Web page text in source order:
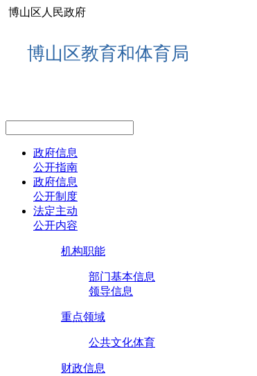
博山区人民政府
博山区教育和体育局
政府信息
公开指南
政府信息
公开制度
法定主动
公开内容
机构职能
部门基本信息
领导信息
重点领域
公共文化体育
财政信息